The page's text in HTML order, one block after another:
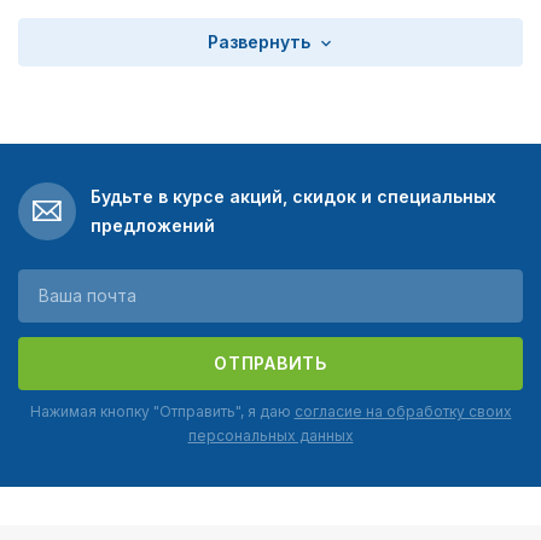
Развернуть
Будьте в курсе акций, скидок и специальных
предложений
ОТПРАВИТЬ
Нажимая кнопку "Отправить", я даю согласие на обработку своих
персональных данных